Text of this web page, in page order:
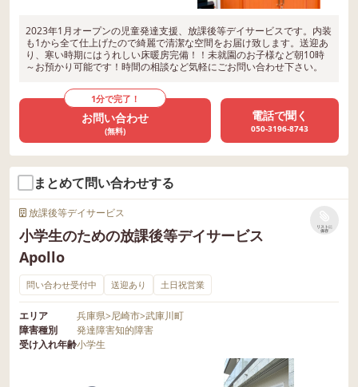
2023年1月オープンの児童発達支援、放課後等デイサービスです。内装
も1から全て仕上げたので綺麗で清潔な空間をお届け致します。送迎あ
り、寒い時期にはうれしい床暖房完備！！未就園のお子様など朝10時
～お預かり可能です！時間の相談など気軽にごお問い合わせ下さい。
1分で完了！
お問い合わせ
(無料)
電話で聞く
050-3196-8743
まとめて問い合わせする
放課後等デイサービス
小学生のための放課後等デイサービス
Apollo
リストに
保存
問い合わせ受付中 送迎あり 土日祝営業
エリア 兵庫県>尼崎市>武庫川町
障害種別
発達障害知的障害
受け入れ年齢小学生